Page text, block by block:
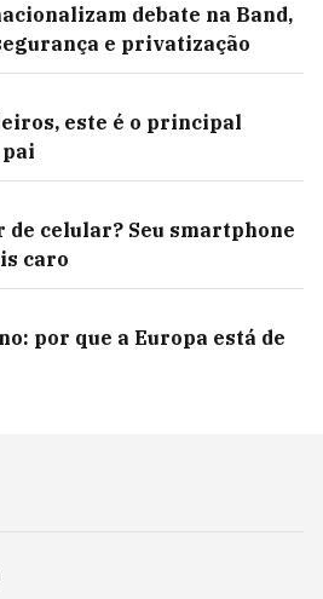
debate na Band,
e privatização
este é o principal
de celular? Seu smartphone
caro
por que a Europa está de